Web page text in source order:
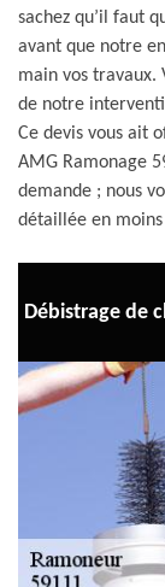
sachez qu’il faut
avant que notre
main vos travaux.
de notre
Ce devis vous ait
AMG Ramonage
demande ; nous
détaillée en
Débistrage de